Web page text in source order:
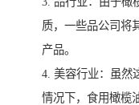
质，一些品公司将
产品。
4. 美容行业：虽然
情况下，食用橄榄